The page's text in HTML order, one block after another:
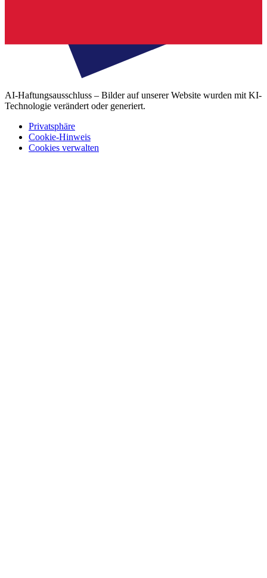
AI-Haftungsausschluss – Bilder auf unserer Website wurden mit KI-
Technologie verändert oder generiert.
Privatsphäre
Cookie-Hinweis
Cookies verwalten